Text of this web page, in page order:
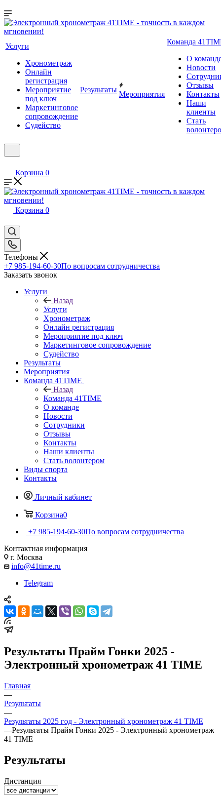
Услуги
Хронометраж
Онлайн
регистрация
Мероприятие
под ключ
Маркетинговое
сопровождение
Судейство
Результаты
Мероприятия
Команда
О
Новости
Отзывы
Контакты
Наши
клиенты
Стать
Корзина 0
Корзина 0
Телефоны
+7 985-194-60-30По вопросам сотрудничества
Заказать звонок
Услуги
Назад
Услуги
Хронометраж
Онлайн регистрация
Мероприятие под ключ
Маркетинговое сопровождение
Судейство
Результаты
Мероприятия
Команда 41TIME
Назад
Команда 41TIME
О команде
Новости
Сотрудники
Отзывы
Контакты
Наши клиенты
Стать волонтером
Виды спорта
Контакты
Личный кабинет
Корзина0
+7 985-194-60-30По вопросам сотрудничества
Контактная информация
г. Москва
info@41time.ru
Telegram
Результаты Прайм Гонки 2025 -
Электронный хронометраж 41 TIME
Главная
—
Результаты
—
Результаты 2025 год - Электронный хронометраж 41 TIME
—Результаты Прайм Гонки 2025 - Электронный хронометраж
41 TIME
Результаты
Дистанция